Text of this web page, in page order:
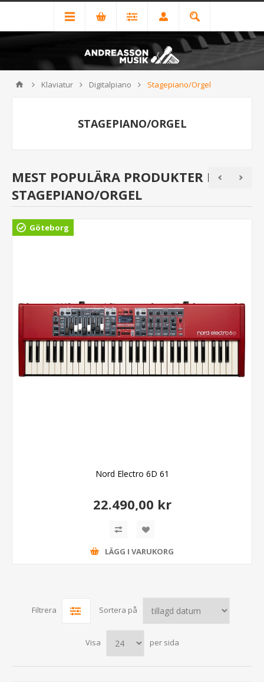
Klaviatur Digitalpiano Stagepiano/Orgel
STAGEPIANO/ORGEL
MEST POPULÄRA PRODUKTER I
STAGEPIANO/ORGEL
Göteborg
Nord Electro 6D 61
22.490,00 kr
LÄGG I VARUKORG
Filtrera Sortera på
Visa per sida